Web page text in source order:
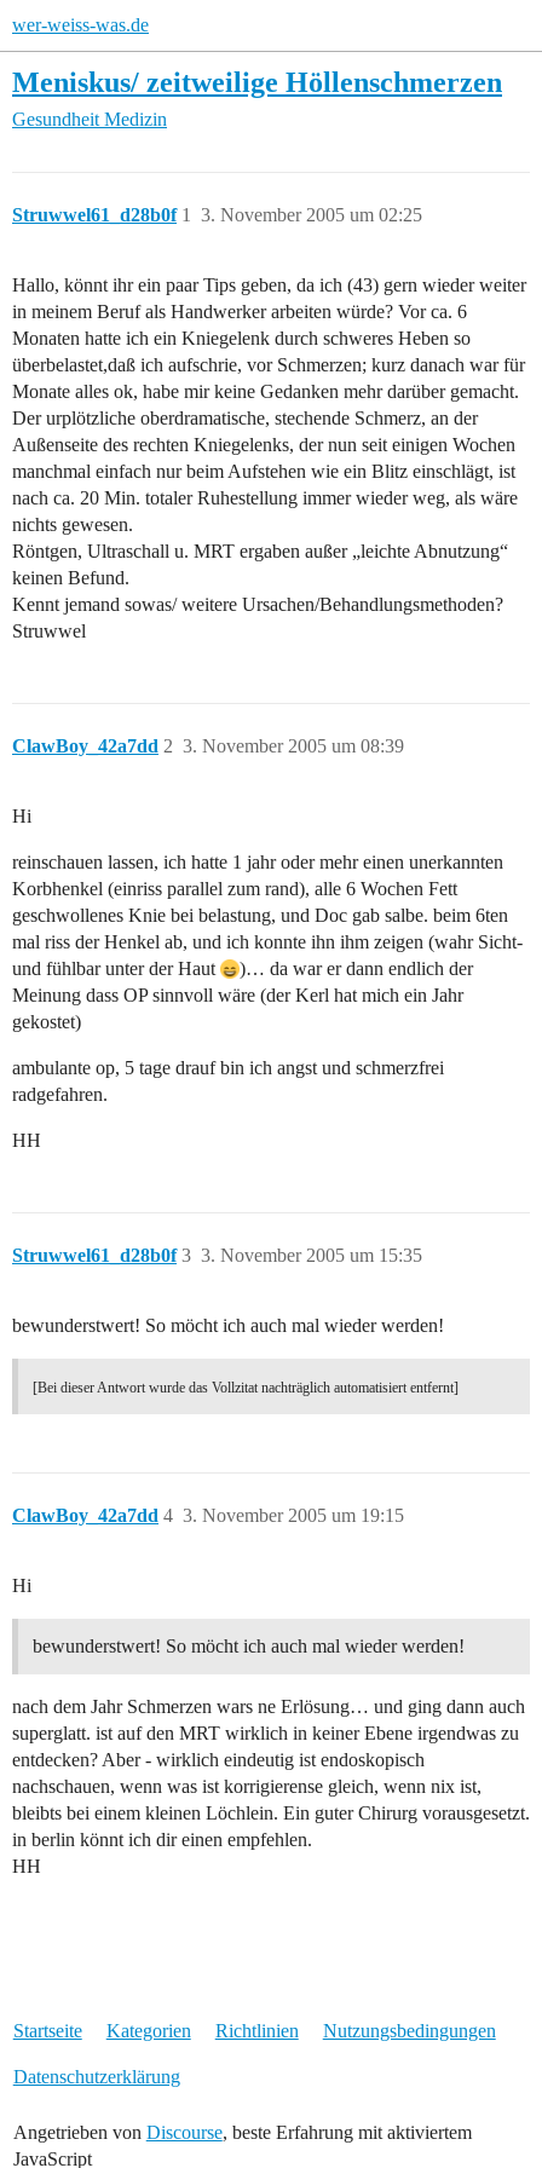
wer-weiss-was.de
Meniskus/ zeitweilige Höllenschmerzen
Gesundheit Medizin
Struwwel61_d28b0f 3. November 2005 um 02:25
1
Hallo, könnt ihr ein paar Tips geben, da ich (43) gern wieder weiter
in meinem Beruf als Handwerker arbeiten würde? Vor ca. 6
Monaten hatte ich ein Kniegelenk durch schweres Heben so
überbelastet,daß ich aufschrie, vor Schmerzen; kurz danach war für
Monate alles ok, habe mir keine Gedanken mehr darüber gemacht.
Der urplötzliche oberdramatische, stechende Schmerz, an der
Außenseite des rechten Kniegelenks, der nun seit einigen Wochen
manchmal einfach nur beim Aufstehen wie ein Blitz einschlägt, ist
nach ca. 20 Min. totaler Ruhestellung immer wieder weg, als wäre
nichts gewesen.
Röntgen, Ultraschall u. MRT ergaben außer „leichte Abnutzung“
keinen Befund.
Kennt jemand sowas/ weitere Ursachen/Behandlungsmethoden?
Struwwel
ClawBoy_42a7dd 3. November 2005 um 08:39
2
Hi
reinschauen lassen, ich hatte 1 jahr oder mehr einen unerkannten
Korbhenkel (einriss parallel zum rand), alle 6 Wochen Fett
geschwollenes Knie bei belastung, und Doc gab salbe. beim 6ten
mal riss der Henkel ab, und ich konnte ihn ihm zeigen (wahr Sicht-
und fühlbar unter der Haut
)… da war er dann endlich der
Meinung dass OP sinnvoll wäre (der Kerl hat mich ein Jahr
gekostet)
ambulante op, 5 tage drauf bin ich angst und schmerzfrei
radgefahren.
HH
Struwwel61_d28b0f 3. November 2005 um 15:35
3
bewunderstwert! So möcht ich auch mal wieder werden!
[Bei dieser Antwort wurde das Vollzitat nachträglich automatisiert entfernt]
ClawBoy_42a7dd 3. November 2005 um 19:15
4
Hi
bewunderstwert! So möcht ich auch mal wieder werden!
nach dem Jahr Schmerzen wars ne Erlösung… und ging dann auch
superglatt. ist auf den MRT wirklich in keiner Ebene irgendwas zu
entdecken? Aber - wirklich eindeutig ist endoskopisch
nachschauen, wenn was ist korrigierense gleich, wenn nix ist,
bleibts bei einem kleinen Löchlein. Ein guter Chirurg vorausgesetzt.
in berlin könnt ich dir einen empfehlen.
HH
Startseite Kategorien Richtlinien Nutzungsbedingungen
Datenschutzerklärung
Angetrieben von Discourse, beste Erfahrung mit aktiviertem
JavaScript